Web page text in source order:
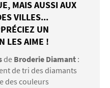
MAIS AUSSI AUX
VILLES...
UN
LES AIME !
de Broderie Diamant :
de tri des diamants
des couleurs